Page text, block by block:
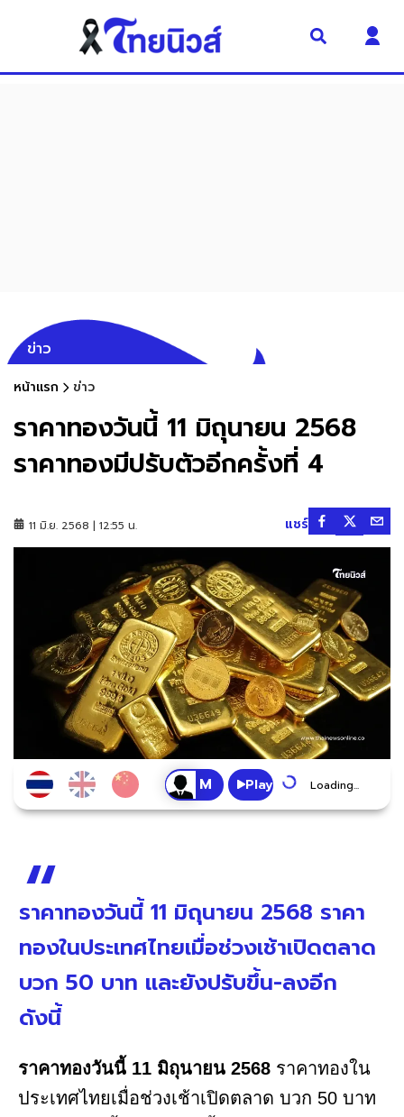
ข่าว
หน้าแรก ข่าว
ราคาทองวันนี้ 11 มิถุนายน 2568
ราคาทองมีปรับตัวอีกครั้งที่ 4
11 มิ.ย. 2568 | 12:55 น. แชร์
Play Loading...
ราคาทองวันนี้ 11 มิถุนายน 2568 ราคา
ทองในประเทศไทยเมื่อช่วงเช้าเปิดตลาด
บวก 50 บาท และยังปรับขึ้น-ลงอีก
ดังนี้
ราคาทองวันนี้ 11 มิถุนายน 2568 ราคาทองใน
ประเทศไทยเมื่อช่วงเช้าเปิดตลาด บวก 50 บาท